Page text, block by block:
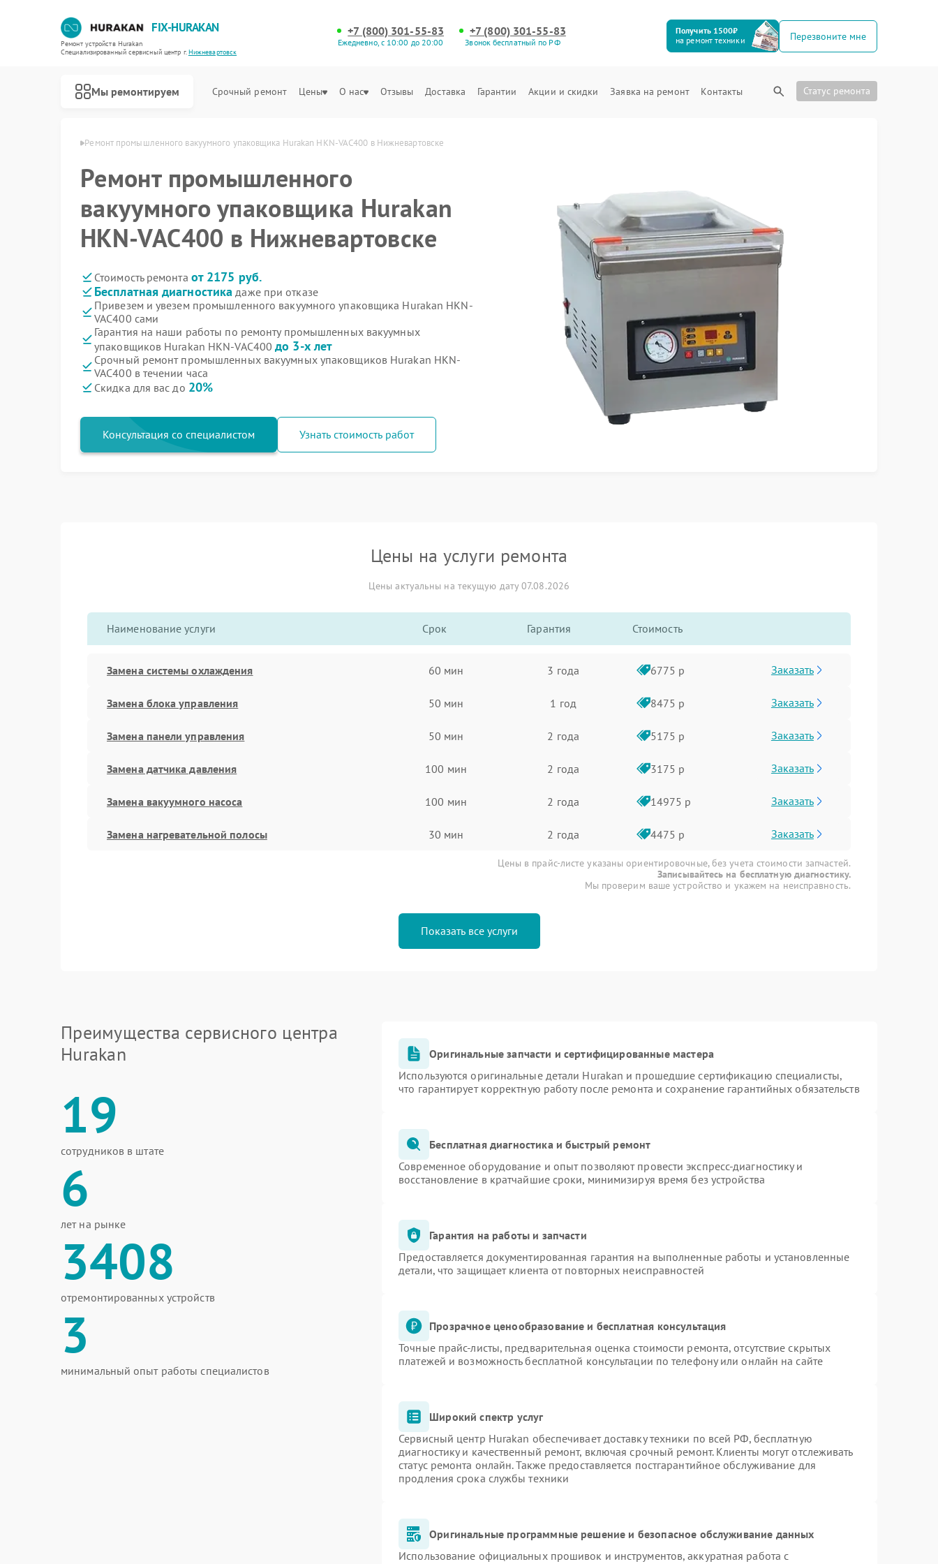
FIX-HURAKAN
Ремонт устройств Hurakan
Специализированный cервисный центр г.Нижневартовск
+7 (800) 301-55-83
Ежедневно, с 10:00 до 20:00
+7 (800) 301-55-83
Звонок бесплатный по РФ
Получить 1500₽
на ремонт техники
Перезвоните мне
Мы ремонтируем Срочный ремонт Цены О нас Отзывы Доставка Гарантии Акции и скидки Заявка на ремонт Контакты Статус ремонта
в Нижневартовске Ремонт промышленного вакуумного упаковщика Hurakan HKN-VAC400 в Нижневартовске
Ремонт промышленного
вакуумного упаковщика Hurakan
HKN-VAC400 в Нижневартовске
Стоимость ремонта от 2175 руб.
Бесплатная диагностика даже при отказе
Привезем и увезем промышленного вакуумного упаковщика Hurakan HKN-
VAC400 сами
Гарантия на наши работы по ремонту промышленных вакуумных
упаковщиков Hurakan HKN-VAC400до 3-х лет
Срочный ремонт промышленных вакуумных упаковщиков Hurakan HKN-
VAC400 в течении часа
Скидка для вас до 20%
Консультация со специалистом Узнать стоимость работ
Цены на услуги ремонта
Цены актуальны на текущую дату 07.08.2026
Наименование услуги Срок Гарантия Стоимость
Замена системы охлаждения 60 мин 3 года 6775 р Заказать
Замена блока управления 50 мин 1 год 8475 р Заказать
Замена панели управления 50 мин 2 года 5175 р Заказать
Замена датчика давления 100 мин 2 года 3175 р Заказать
Замена вакуумного насоса 100 мин 2 года 14975 р Заказать
Замена нагревательной полосы 30 мин 2 года 4475 р Заказать
Цены в прайс-листе указаны ориентировочные, без учета стоимости запчастей.
Записывайтесь на бесплатную диагностику.
Мы проверим ваше устройство и укажем на неисправность.
Показать все услуги
Преимущества сервисного центра
Hurakan
19
сотрудников в штате
6
лет на рынке
3408
отремонтированных устройств
3
минимальный опыт работы специалистов
Оригинальные запчасти и сертифицированные мастера
Используются оригинальные детали Hurakan и прошедшие сертификацию специалисты,
что гарантирует корректную работу после ремонта и сохранение гарантийных обязательств
Бесплатная диагностика и быстрый ремонт
Современное оборудование и опыт позволяют провести экспресс-диагностику и
восстановление в кратчайшие сроки, минимизируя время без устройства
Гарантия на работы и запчасти
Предоставляется документированная гарантия на выполненные работы и установленные
детали, что защищает клиента от повторных неисправностей
Прозрачное ценообразование и бесплатная консультация
Точные прайс-листы, предварительная оценка стоимости ремонта, отсутствие скрытых
платежей и возможность бесплатной консультации по телефону или онлайн на сайте
Широкий спектр услуг
Сервисный центр Hurakan обеспечивает доставку техники по всей РФ, бесплатную
диагностику и качественный ремонт, включая срочный ремонт. Клиенты могут отслеживать
статус ремонта онлайн. Также предоставляется постгарантийное обслуживание для
продления срока службы техники
Оригинальные программные решение и безопасное обслуживание данных
Использование официальных прошивок и инструментов, аккуратная работа с